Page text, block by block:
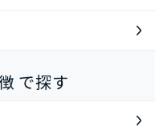
で探す